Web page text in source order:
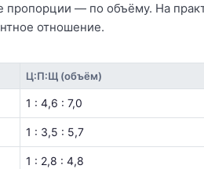
пропорции — по объёму. На
отношение.
Ц:П:Щ (объём)
1 : 4,6 : 7,0
1 : 3,5 : 5,7
1 : 2,8 : 4,8